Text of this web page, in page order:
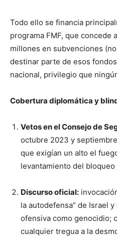
Todo ello se financia
programa FMF, que concede
millones en subvenciones
destinar parte de esos
nacional, privilegio que
Cobertura diplomática y
Vetos en el Consejo de
octubre 2023 y
que exigían un alto el
levantamiento del bloqueo
Discurso oficial:
la autodefensa” de Israel
ofensiva como genocidio;
cualquier tregua a la